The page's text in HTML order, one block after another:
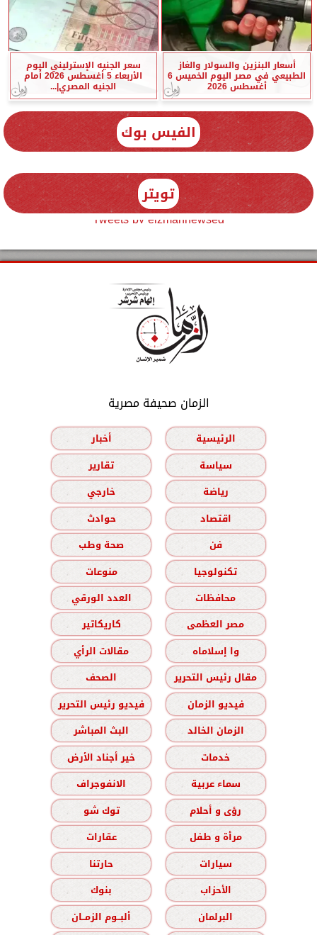
أسعار البنزين والسولار والغاز
الطبيعي في مصر اليوم الخميس 6
أغسطس 2026
سعر الجنيه الإسترليني اليوم
الأربعاء 5 أغسطس 2026 أمام
الجنيه المصري|...
الفيس بوك
تويتر
Tweets by elzmannewseg
الزمان صحيفة مصرية
الرئيسية
أخبار
سياسة
تقارير
رياضة
خارجي
اقتصاد
حوادث
فن
صحة وطب
تكنولوجيا
منوعات
محافظات
العدد الورقي
مصر العظمى
كاريكاتير
وا إسلاماه
مقالات الرأي
مقال رئيس التحرير
الصحف
فيديو الزمان
فيديو رئيس التحرير
الزمان الخالد
البث المباشر
خدمات
خير أجناد الأرض
سماء عربية
الانفوجراف
رؤى و أحلام
توك شو
مرأة و طفل
عقارات
سيارات
حارتنا
الأحزاب
بنوك
البرلمان
ألبــوم الزمــان